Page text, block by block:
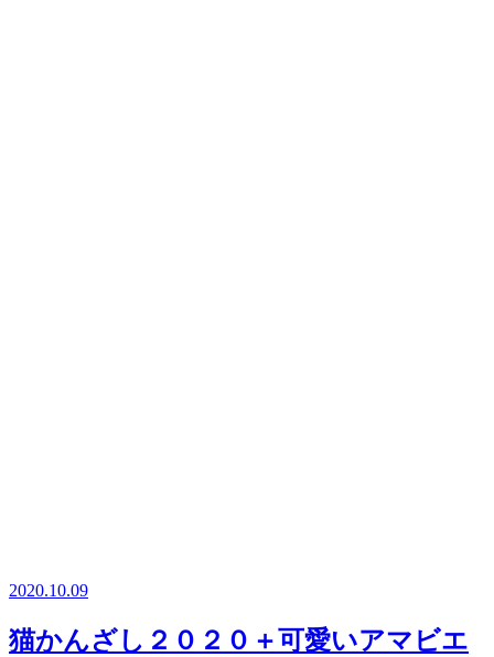
2020.10.09
猫かんざし２０２０＋可愛いアマビエ